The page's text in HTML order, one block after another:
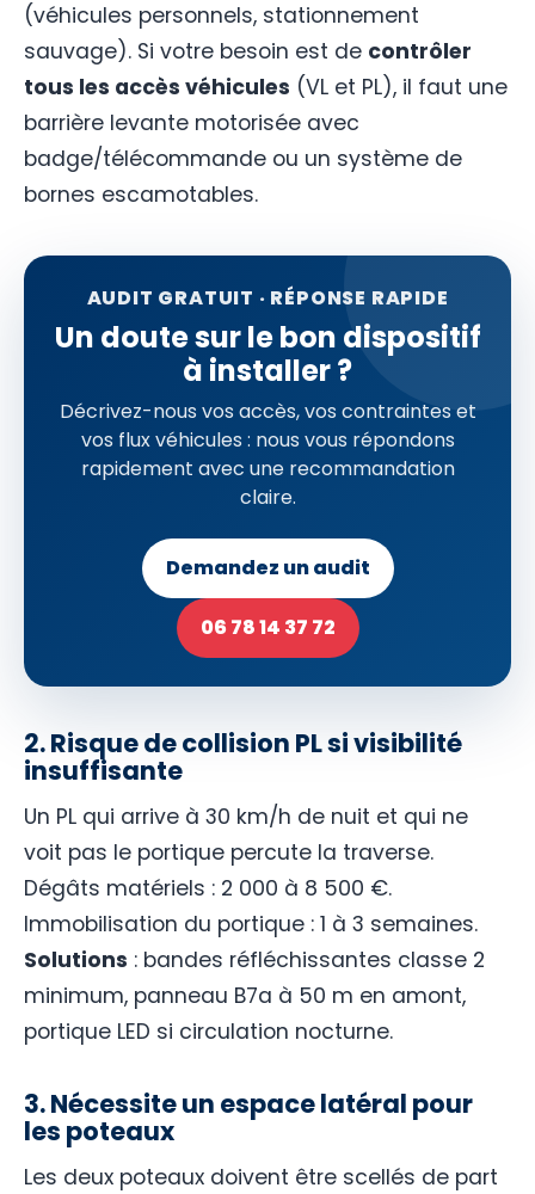
(véhicules personnels, stationnement
sauvage). Si votre besoin est de contrôler
tous les accès véhicules (VL et PL), il faut une
barrière levante motorisée avec
badge/télécommande ou un système de
bornes escamotables.
AUDIT GRATUIT · RÉPONSE RAPIDE
Un doute sur le bon dispositif
à installer ?
Décrivez-nous vos accès, vos contraintes et
vos flux véhicules : nous vous répondons
rapidement avec une recommandation
claire.
Demandez un audit
06 78 14 37 72
2. Risque de collision PL si visibilité
insuffisante
Un PL qui arrive à 30 km/h de nuit et qui ne
voit pas le portique percute la traverse.
Dégâts matériels : 2 000 à 8 500 €.
Immobilisation du portique : 1 à 3 semaines.
Solutions : bandes réfléchissantes classe 2
minimum, panneau B7a à 50 m en amont,
portique LED si circulation nocturne.
3. Nécessite un espace latéral pour
les poteaux
Les deux poteaux doivent être scellés de part